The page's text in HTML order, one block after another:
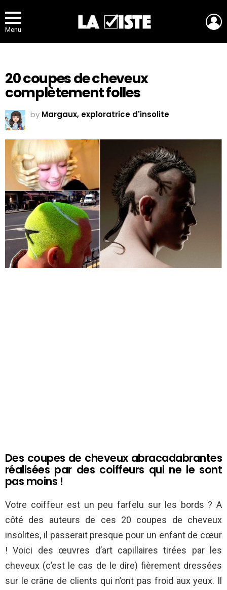
Menu
20 coupes de cheveux
complètement folles
by Margaux, exploratrice d'insolite
Des coupes de cheveux abracadabrantes
réalisées par des coiffeurs qui ne le sont
pas moins !
Votre coiffeur est un peu farfelu sur les bords ? A
côté des auteurs de ces 20 coupes de cheveux
insolites, il passerait presque pour un enfant de cœur
! Voici des œuvres d’art capillaires tirées par les
cheveux (c’est le cas de le dire) fièrement dressées
sur le crâne de clients qui n’ont pas froid aux yeux. Il